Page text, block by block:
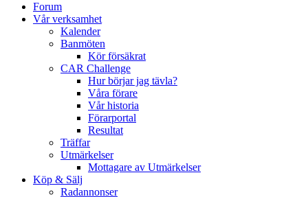
Forum
Vår verksamhet
Kalender
Banmöten
Kör försäkrat
CAR Challenge
Hur börjar jag tävla?
Våra förare
Vår historia
Förarportal
Resultat
Träffar
Utmärkelser
Mottagare av Utmärkelser
Köp & Sälj
Radannonser